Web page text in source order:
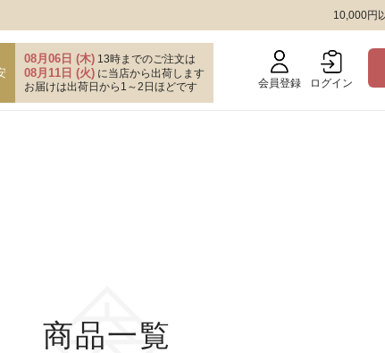
10,000円
08月06日 (木) 13時までのご注文は
08月11日 (火) に当店から出荷します
お届けは出荷日から1～2日ほどです
会員登録 ログイン
商品一覧
在庫なし商品を表示しない
商品番号/JANコード
優先度順